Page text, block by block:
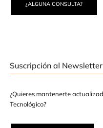
¿ALGUNA CONSULTA?
Suscripción al Newsletter
¿Quieres mantenerte
Tecnológico?